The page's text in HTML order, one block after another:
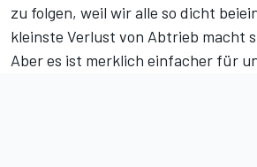
zu folgen, weil wir alle so dicht
kleinste Verlust von Abtrieb macht
Aber es ist merklich einfacher für